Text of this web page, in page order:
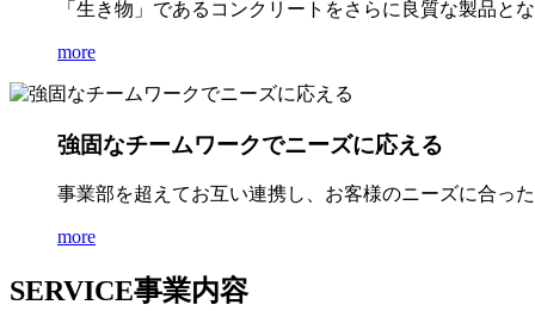
「生き物」であるコンクリートをさらに良質な製品と
more
強固なチームワークでニーズに応える
事業部を超えてお互い連携し、お客様のニーズに合っ
more
SERVICE事業内容